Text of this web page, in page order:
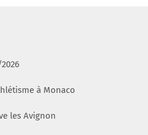
à Monaco
les Avignon